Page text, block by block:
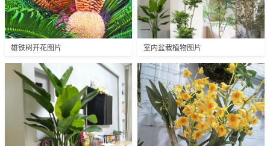
雄铁树开花图片 室内盆栽植物图片